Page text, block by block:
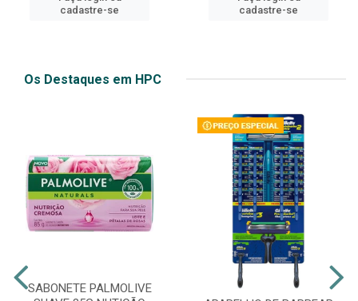
cadastre-se
cadastre-se
Os Destaques em HPC
SABONETE PALMOLIVE